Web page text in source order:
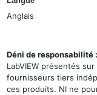
Anglais
Déni de responsabilité :
LabVIEW présentés
fournisseurs tiers
ces produits. NI ne